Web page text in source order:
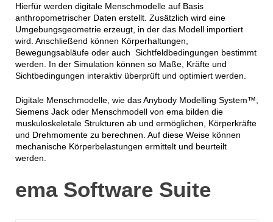
Hierfür werden digitale Menschmodelle auf Basis
anthropometrischer Daten erstellt. Zusätzlich wird eine
Umgebungsgeometrie erzeugt, in der das Modell importiert
wird. Anschließend können Körperhaltungen,
Bewegungsabläufe oder auch Sichtfeldbedingungen bestimmt
werden. In der Simulation können so Maße, Kräfte und
Sichtbedingungen interaktiv überprüft und optimiert werden.
Digitale Menschmodelle, wie das Anybody Modelling System™,
Siemens Jack oder Menschmodell von ema bilden die
muskuloskeletale Strukturen ab und ermöglichen, Körperkräfte
und Drehmomente zu berechnen. Auf diese Weise können
mechanische Körperbelastungen ermittelt und beurteilt
werden.
ema Software Suite